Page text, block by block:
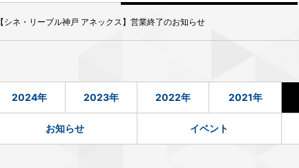
【シネ・リーブル神戸 アネックス】営業終了のお知らせ
2024年 2023年 2022年 2021年
お知らせ イベント